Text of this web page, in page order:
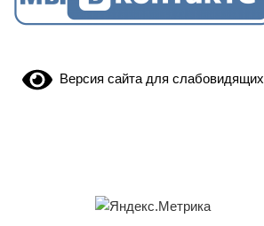
Версия сайта для слабовидящих